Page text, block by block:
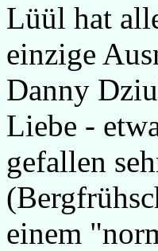
Lüül hat
einzige
Danny
Liebe -
gefallen
einem